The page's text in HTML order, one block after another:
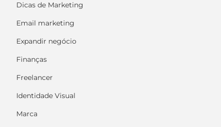
Dicas de Marketing
Email marketing
Expandir negócio
Finanças
Freelancer
Identidade Visual
Marca